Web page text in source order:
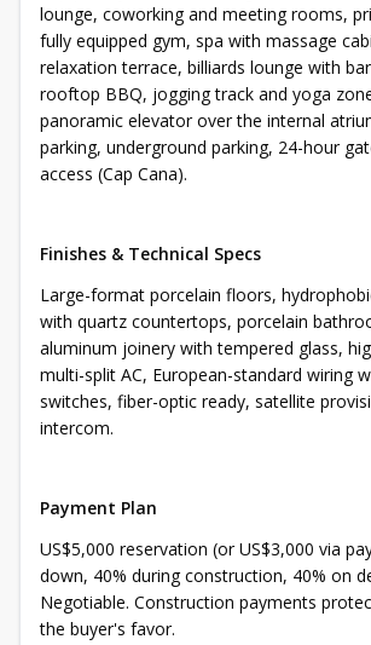
lounge, coworking and meeting rooms,
fully equipped gym, spa with massage
relaxation terrace, billiards lounge with
rooftop BBQ, jogging track and yoga
panoramic elevator over the internal
parking, underground parking, 24-hour
access (Cap Cana).
Finishes & Technical Specs
Large-format porcelain floors,
with quartz countertops, porcelain
aluminum joinery with tempered glass,
multi-split AC, European-standard wiring
switches, fiber-optic ready, satellite
intercom.
Payment Plan
US$5,000 reservation (or US$3,000 via
down, 40% during construction, 40% on
Negotiable. Construction payments
the buyer's favor.